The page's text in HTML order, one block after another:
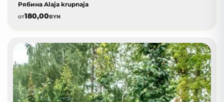
Рябина Alaja krupnaja
от180,00BYN